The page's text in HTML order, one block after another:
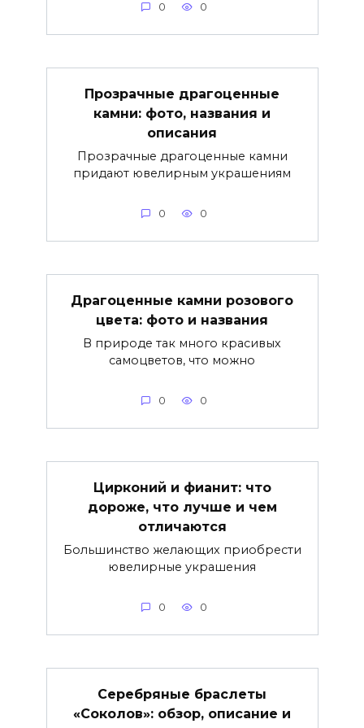
0 0
Прозрачные драгоценные
камни: фото, названия и
описания
Прозрачные драгоценные камни
придают ювелирным украшениям
0 0
Драгоценные камни розового
цвета: фото и названия
В природе так много красивых
самоцветов, что можно
0 0
Цирконий и фианит: что
дороже, что лучше и чем
отличаются
Большинство желающих приобрести
ювелирные украшения
0 0
Серебряные браслеты
«Соколов»: обзор, описание и